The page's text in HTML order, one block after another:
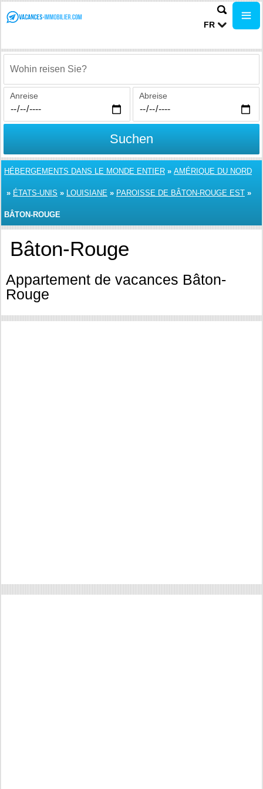
FR
Wohin reisen Sie?
Anreise Abreise
Suchen
HÉBERGEMENTS DANS LE MONDE ENTIER » AMÉRIQUE DU NORD
» ÉTATS-UNIS » LOUISIANE » PAROISSE DE BÂTON-ROUGE EST »
BÂTON-ROUGE
Bâton-Rouge
Appartement de vacances Bâton-
Rouge